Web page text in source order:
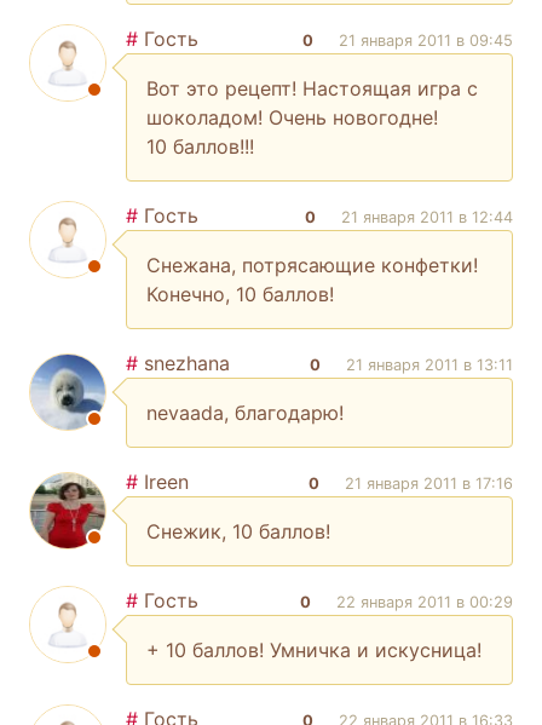
# Гость 0 21 января 2011 в 09:45
Вот это рецепт! Настоящая игра с
шоколадом! Очень новогодне!
10 баллов!!!
# Гость 0 21 января 2011 в 12:44
Снежана, потрясающие конфетки!
Конечно, 10 баллов!
# snezhana 0 21 января 2011 в 13:11
nevaada, благодарю!
# Ireen 0 21 января 2011 в 17:16
Снежик, 10 баллов!
# Гость 0 22 января 2011 в 00:29
+ 10 баллов! Умничка и искусница!
# Гость 0 22 января 2011 в 16:33